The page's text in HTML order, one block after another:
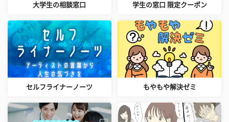
大学生の相談窓口 学生の窓口 限定クーポン
セルフライナーノーツ もやもや解決ゼミ